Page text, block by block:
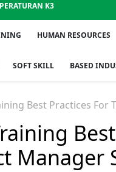
K3
HUMAN RESOURCES
SOFT SKILL BASED
Best Practices For
Manager